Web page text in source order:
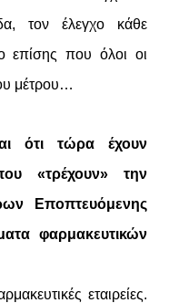
τον έλεγχο κάθε
επίσης που όλοι οι
μέτρου…
ότι τώρα έχουν
«τρέχουν» την
Εποπτευόμενης
φαρμακευτικών
εταιρείες.